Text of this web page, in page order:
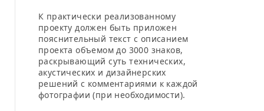
К практически реализованному
проекту должен быть приложен
пояснительный текст с описанием
проекта объемом до 3000 знаков,
раскрывающий суть технических,
акустических и дизайнерских
решений с комментариями к каждой
фотографии (при необходимости).